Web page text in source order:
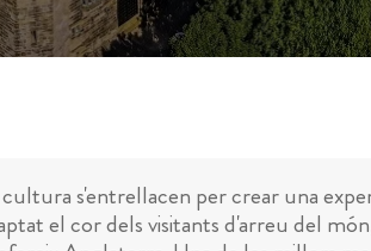
s'entrellacen per crear una
el cor dels visitants d'arreu del